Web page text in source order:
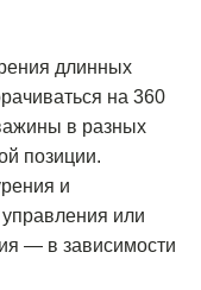
длинных
на 360
в разных
позиции.
и
управления или
— в зависимости